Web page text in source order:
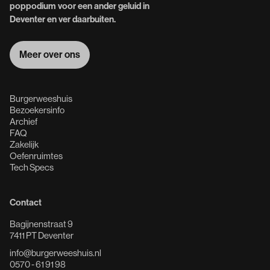
poppodium voor een ander geluid in
Deventer en ver daarbuiten.
Meer over ons
Burgerweeshuis
Bezoekersinfo
Archief
FAQ
Zakelijk
Oefenruimtes
Tech Specs
Contact
Bagijnenstraat 9
7411 PT Deventer
info@burgerweeshuis.nl
0570 - 61 91 98